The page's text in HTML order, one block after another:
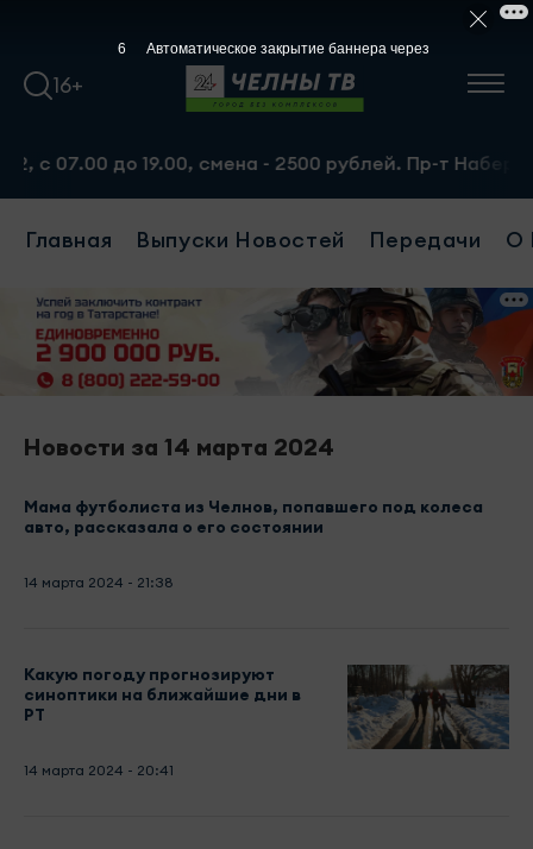
16+
07.00 до 19.00, смена - 2500 рублей. Пр-т
Главная Выпуски Новостей Передачи О
Новости за 14 марта 2024
Мама футболиста из Челнов, попавшего под колеса
авто, рассказала о его состоянии
14 марта 2024 - 21:38
Какую погоду прогнозируют
синоптики на ближайшие дни в
РТ
14 марта 2024 - 20:41
5 Автоматическое закрытие баннера через